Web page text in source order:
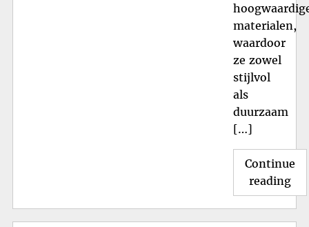
materialen,
waardoor
ze zowel
stijlvol
als
duurzaam
[…]
Continue
reading
en